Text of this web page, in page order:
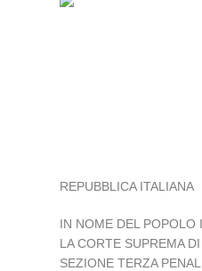
REPUBBLICA ITALIANA
IN NOME DEL POPOLO
LA CORTE SUPREMA
SEZIONE TERZA